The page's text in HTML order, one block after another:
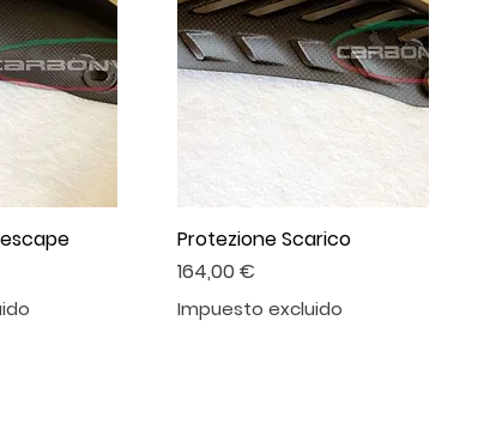
Protezione Scarico
Precio
164,00 €
Impuesto excluido